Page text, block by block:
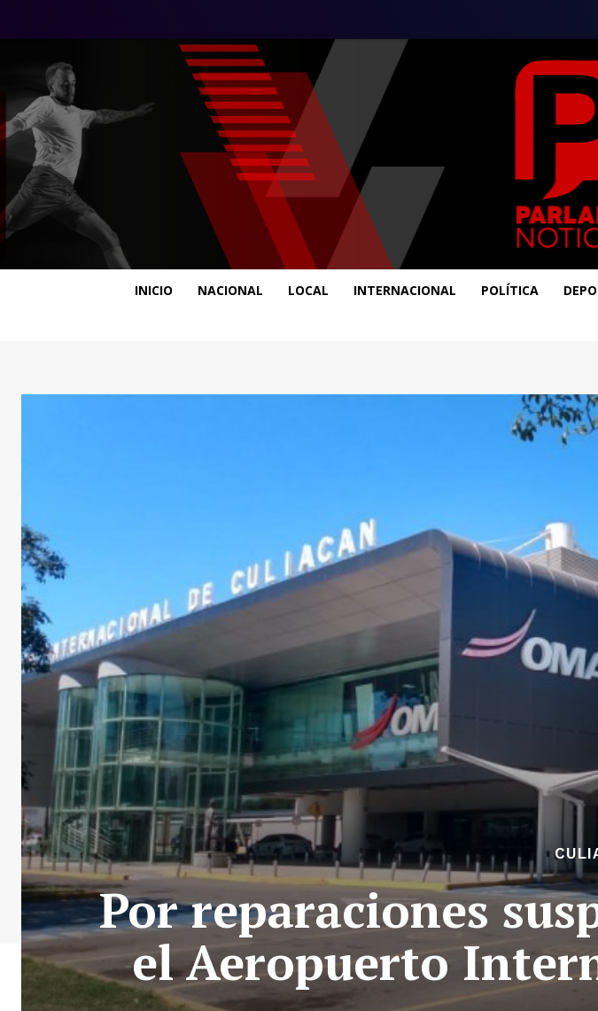
INICIO NACIONAL LOCAL INTERNACIONAL POLÍTICA
Por reparaciones
el Aeropuerto